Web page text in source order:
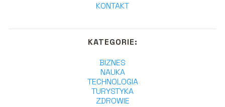
KONTAKT
KATEGORIE:
BIZNES
NAUKA
TECHNOLOGIA
TURYSTYKA
ZDROWIE